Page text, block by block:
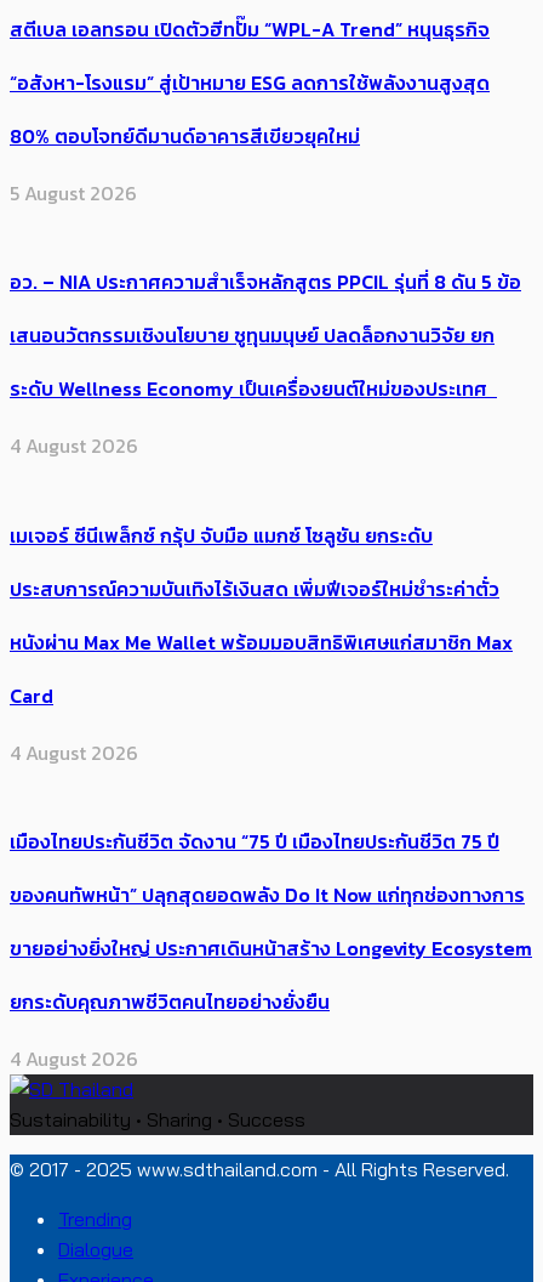
สตีเบล เอลทรอน เปิดตัวฮีทปั๊ม “WPL-A Trend” หนุนธุรกิจ
“อสังหา-โรงแรม” สู่เป้าหมาย ESG ลดการใช้พลังงานสูงสุด
80% ตอบโจทย์ดีมานด์อาคารสีเขียวยุคใหม่
5 August 2026
อว. – NIA ประกาศความสำเร็จหลักสูตร PPCIL รุ่นที่ 8 ดัน 5 ข้อ
เสนอนวัตกรรมเชิงนโยบาย ชูทุนมนุษย์ ปลดล็อกงานวิจัย ยก
ระดับ Wellness Economy เป็นเครื่องยนต์ใหม่ของประเทศ
4 August 2026
เมเจอร์ ซีนีเพล็กซ์ กรุ้ป จับมือ แมกซ์ โซลูชัน ยกระดับ
ประสบการณ์ความบันเทิงไร้เงินสด เพิ่มฟีเจอร์ใหม่ชำระค่าตั๋ว
หนังผ่าน Max Me Wallet พร้อมมอบสิทธิพิเศษแก่สมาชิก Max
Card
4 August 2026
เมืองไทยประกันชีวิต จัดงาน “75 ปี เมืองไทยประกันชีวิต 75 ปี
ของคนทัพหน้า” ปลุกสุดยอดพลัง Do It Now แก่ทุกช่องทางการ
ขายอย่างยิ่งใหญ่ ประกาศเดินหน้าสร้าง Longevity Ecosystem
ยกระดับคุณภาพชีวิตคนไทยอย่างยั่งยืน
4 August 2026
Sustainability • Sharing • Success
© 2017 - 2025 www.sdthailand.com - All Rights Reserved.
Trending
Dialogue